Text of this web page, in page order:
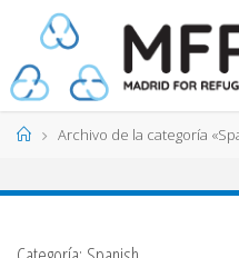
contenido
PáginaArchivo de la categoría